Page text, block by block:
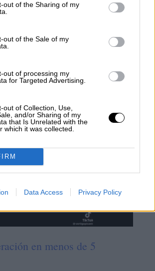
out of the Sharing of my
out of the Sale of my
out of processing my
for Targeted Advertising.
out of Collection, Use,
and/or Sharing of my
that Is Unrelated with the
which it was collected.
Data Access Privacy Policy
PASANDO EN EL
11-M, 20 años después
en menos de 5